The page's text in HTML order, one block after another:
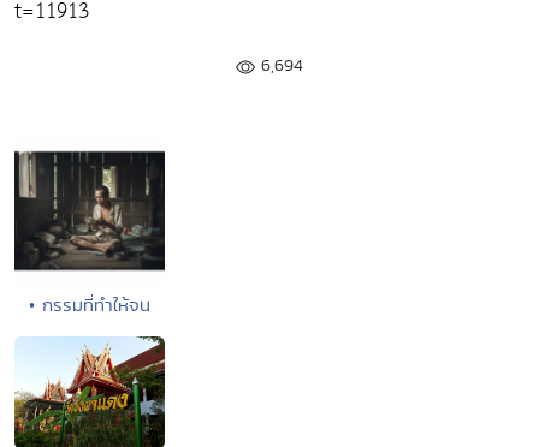
t=11913
6,694
• กรรมที่ทำให้จน